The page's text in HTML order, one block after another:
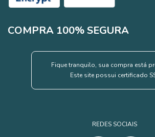
COMPRA 100% SEGURA
Fique tranquilo, sua compra está
Este site possui certificado
REDES SOCIAIS